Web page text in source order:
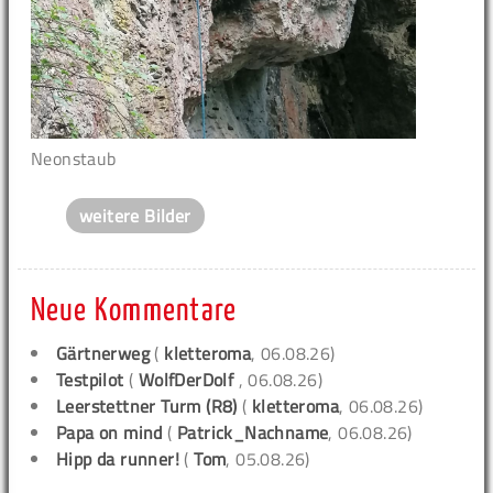
Neonstaub
weitere Bilder
Neue Kommentare
Gärtnerweg( kletteroma, 06.08.26)
Testpilot ( WolfDerDolf , 06.08.26)
Leerstettner Turm (R8) ( kletteroma, 06.08.26)
Papa on mind ( Patrick_Nachname, 06.08.26)
Hipp da runner! (Tom, 05.08.26)